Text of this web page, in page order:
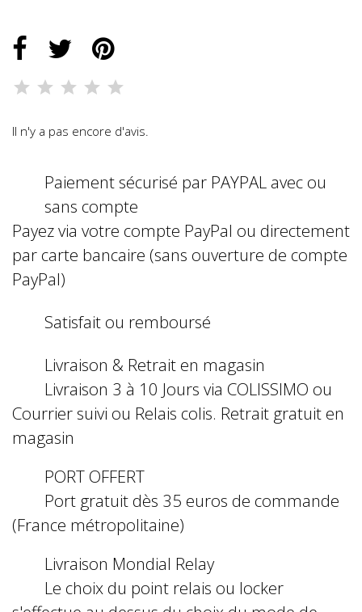
Il n'y a pas encore d'avis.
Paiement sécurisé par PAYPAL avec ou
sans compte
Payez via votre compte PayPal ou directement
par carte bancaire (sans ouverture de compte
PayPal)
Satisfait ou remboursé
Livraison & Retrait en magasin
Livraison 3 à 10 Jours via COLISSIMO ou
Courrier suivi ou Relais colis. Retrait gratuit en
magasin
PORT OFFERT
Port gratuit dès 35 euros de commande
(France métropolitaine)
Livraison Mondial Relay
Le choix du point relais ou locker